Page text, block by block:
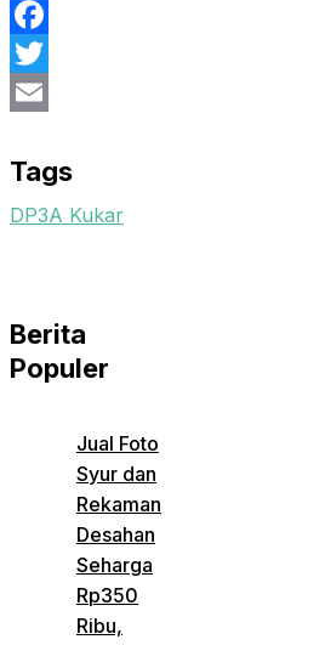
Facebook
Twitter
Tags
DP3A Kukar
Berita
Populer
Jual Foto
Syur dan
Rekaman
Desahan
Seharga
Rp350
Ribu,